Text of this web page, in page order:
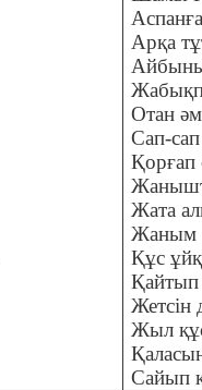
Арқа
Отан
Сап-
Қорғап
Жата
Жаным
Құс
Қайтып
Жетсін
Жыл
Сайып